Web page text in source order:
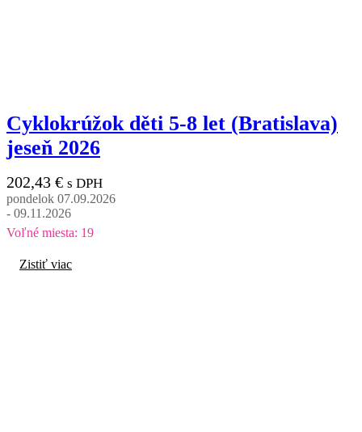
Cyklokrúžok děti 5-8 let (Bratislava)
jeseň 2026
202,43 € s DPH
pondelok 07.09.2026
- 09.11.2026
Voľné miesta: 19
Zistiť viac